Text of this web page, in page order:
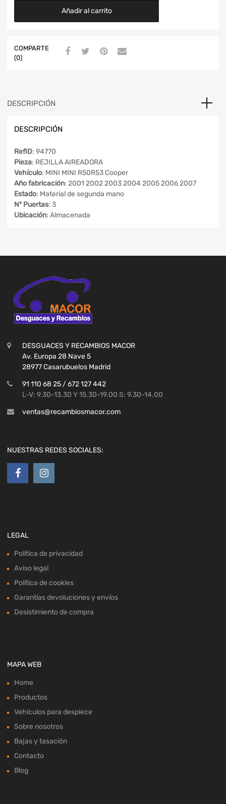
Añadir al carrito
COMPARTE
(0)
DESCRIPCIÓN
DESCRIPCIÓN
RefID: 94770
Pieza: REJILLA AIREADORA
Vehículo: MINI MINI R50R53 Cooper
Año fabricación: 2001 2002 2003 2004 2005 2006 2007
Estado: Material de segunda mano
Nº Puertas: 3
Ubicación: Almacenada
DESGUACES Y RECAMBIOS MACOR
Av. Europa 28 Nave 5
28977 Casarubuelos Madrid
91 110 68 25 / 672 127 442
L-V: 9.30-13.30 Y 15.30-19.00 S: 9.30-14.00
ventas@recambiosmacor.com
NUESTRAS REDES SOCIALES:
LEGAL
Política de privacidad
Aviso legal
Política de cookies
Garantías devoluciones y envíos
Desistimiento de compra
MAPA WEB
Home
Productos
Vehículos para despiece
Sobre nosotros
Bajas y tasación
Contacto
Blog